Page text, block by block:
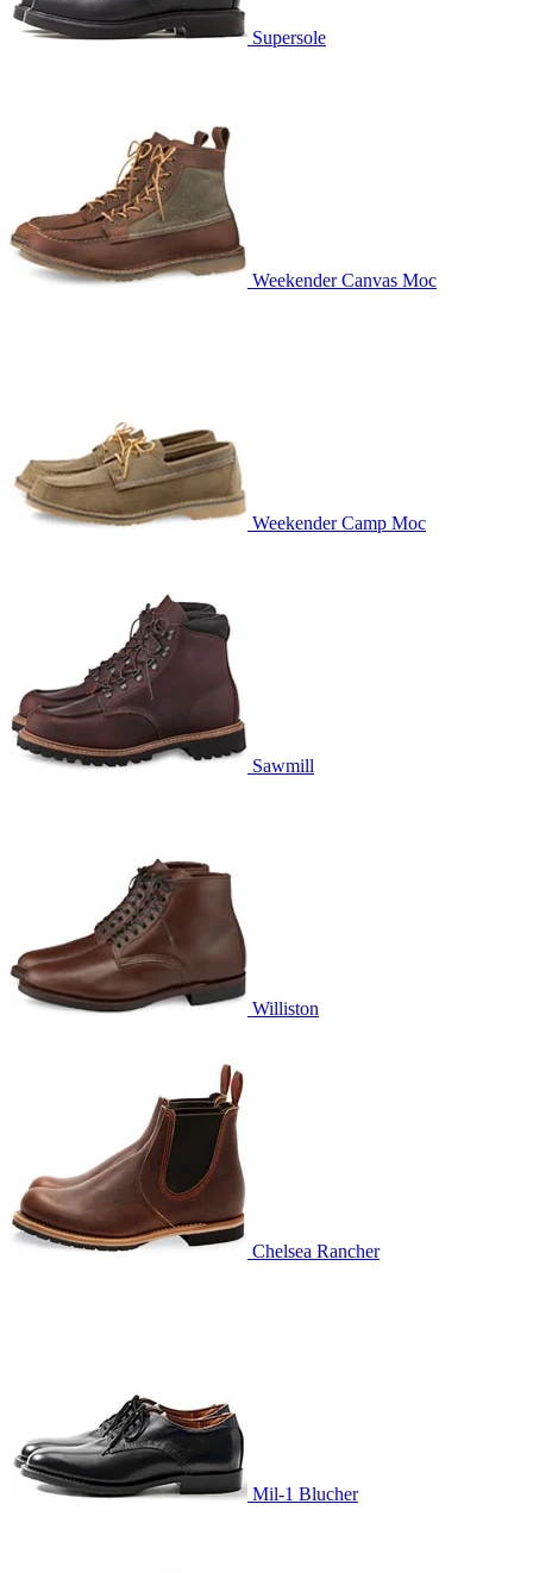
Supersole
Weekender Canvas Moc
Weekender Camp Moc
Sawmill
Williston
Chelsea Rancher
Mil-1 Blucher